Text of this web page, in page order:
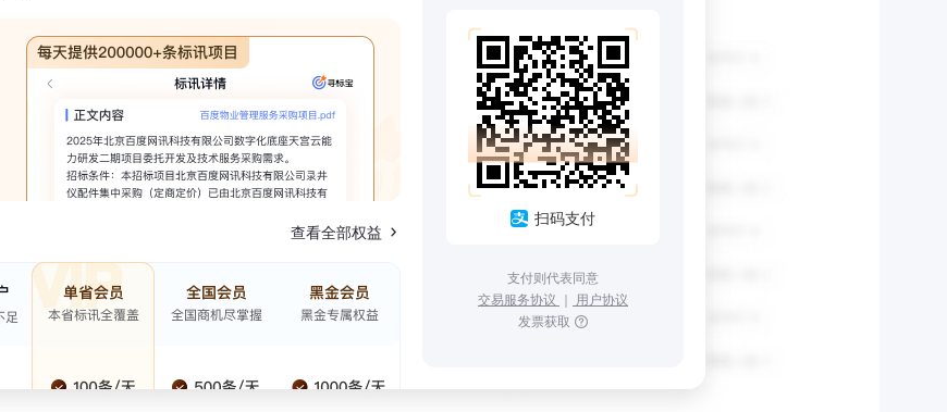
查看全部权益
扫码支付
支付则代表同意
交易服务协议 ｜ 用户协议
发票获取